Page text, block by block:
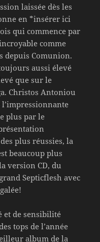
laissée dès les
en *insérer ici
qui commence par
comme
depuis Comunion.
aussi élevé
que sur le
Christos Antoniou
l’impressionnante
plus par le
plus réussies, la
beaucoup plus
version CD, du
Septicflesh avec
et de sensibilité
tops de l’année
album de la